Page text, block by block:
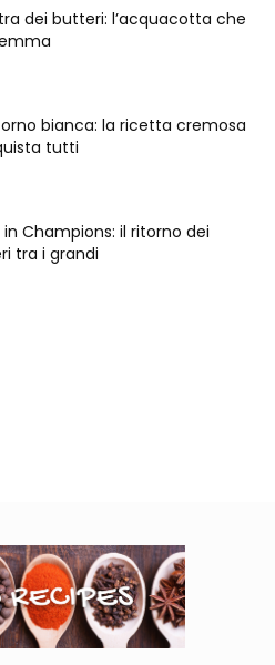
dei butteri: l’acquacotta che
bianca: la ricetta cremosa
tutti
Champions: il ritorno dei
tra i grandi